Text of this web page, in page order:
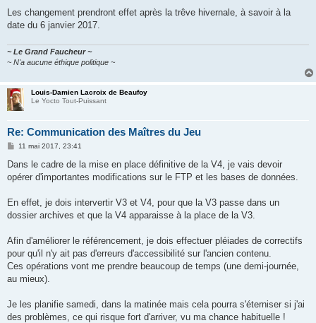
Les changement prendront effet après la trêve hivernale, à savoir à la
date du 6 janvier 2017.
~ Le Grand Faucheur ~
~ N'a aucune éthique politique ~
Louis-Damien Lacroix de Beaufoy
Le Yocto Tout-Puissant
Re: Communication des Maîtres du Jeu
M
s
a
11 mai 2017, 23:41
Dans le cadre de la mise en place définitive de la V4, je vais devoir
opérer d'importantes modifications sur le FTP et les bases de données.
En effet, je dois intervertir V3 et V4, pour que la V3 passe dans un
dossier archives et que la V4 apparaisse à la place de la V3.
Afin d'améliorer le référencement, je dois effectuer pléiades de correctifs
pour qu'il n'y ait pas d'erreurs d'accessibilité sur l'ancien contenu.
Ces opérations vont me prendre beaucoup de temps (une demi-journée,
au mieux).
Je les planifie samedi, dans la matinée mais cela pourra s'éterniser si j'ai
des problèmes, ce qui risque fort d'arriver, vu ma chance habituelle !